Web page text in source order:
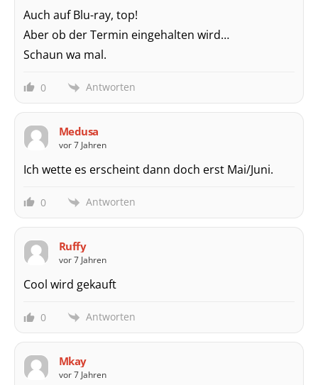
Auch auf Blu-ray, top!
Aber ob der Termin eingehalten wird…
Schaun wa mal.
0 Antworten
Medusa
vor 7 Jahren
Ich wette es erscheint dann doch erst Mai/Juni.
0 Antworten
Ruffy
vor 7 Jahren
Cool wird gekauft
0 Antworten
Mkay
vor 7 Jahren